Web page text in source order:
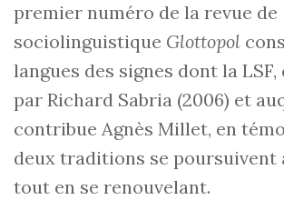
premier numéro de la revue de
sociolinguistique Glottopol
langues des signes dont la
par Richard Sabria (2006) et
contribue Agnès Millet, en
deux traditions se poursuivent
tout en se renouvelant.